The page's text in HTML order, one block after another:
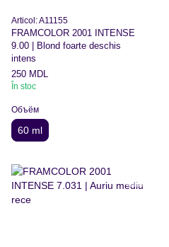
Articol: A11155
FRAMCOLOR 2001 INTENSE
9.00 | Blond foarte deschis
intens
250 MDL
În stoc
Объём
60 ml